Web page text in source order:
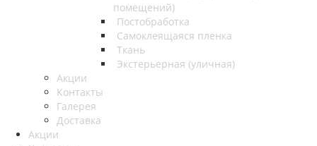
помещений)
Постобработка
Самоклеящаяся пленка
Ткань
Экстерьерная (уличная)
Акции
Контакты
Галерея
Доставка
Акции